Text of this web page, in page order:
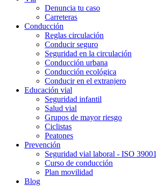
Denuncia tu caso
Carreteras
Conducción
Reglas circulación
Conducir seguro
Seguridad en la circulación
Conducción urbana
Conducción ecológica
Conducir en el extranjero
Educación vial
Seguridad infantil
Salud vial
Grupos de mayor riesgo
Ciclistas
Peatones
Prevención
Seguridad vial laboral - ISO 39001
Curso de conducción
Plan movilidad
Blog